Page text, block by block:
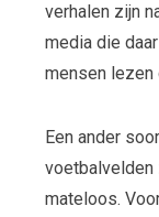
verhalen zijn
media die
mensen lezen
Een ander
voetbalvelden
mateloos.